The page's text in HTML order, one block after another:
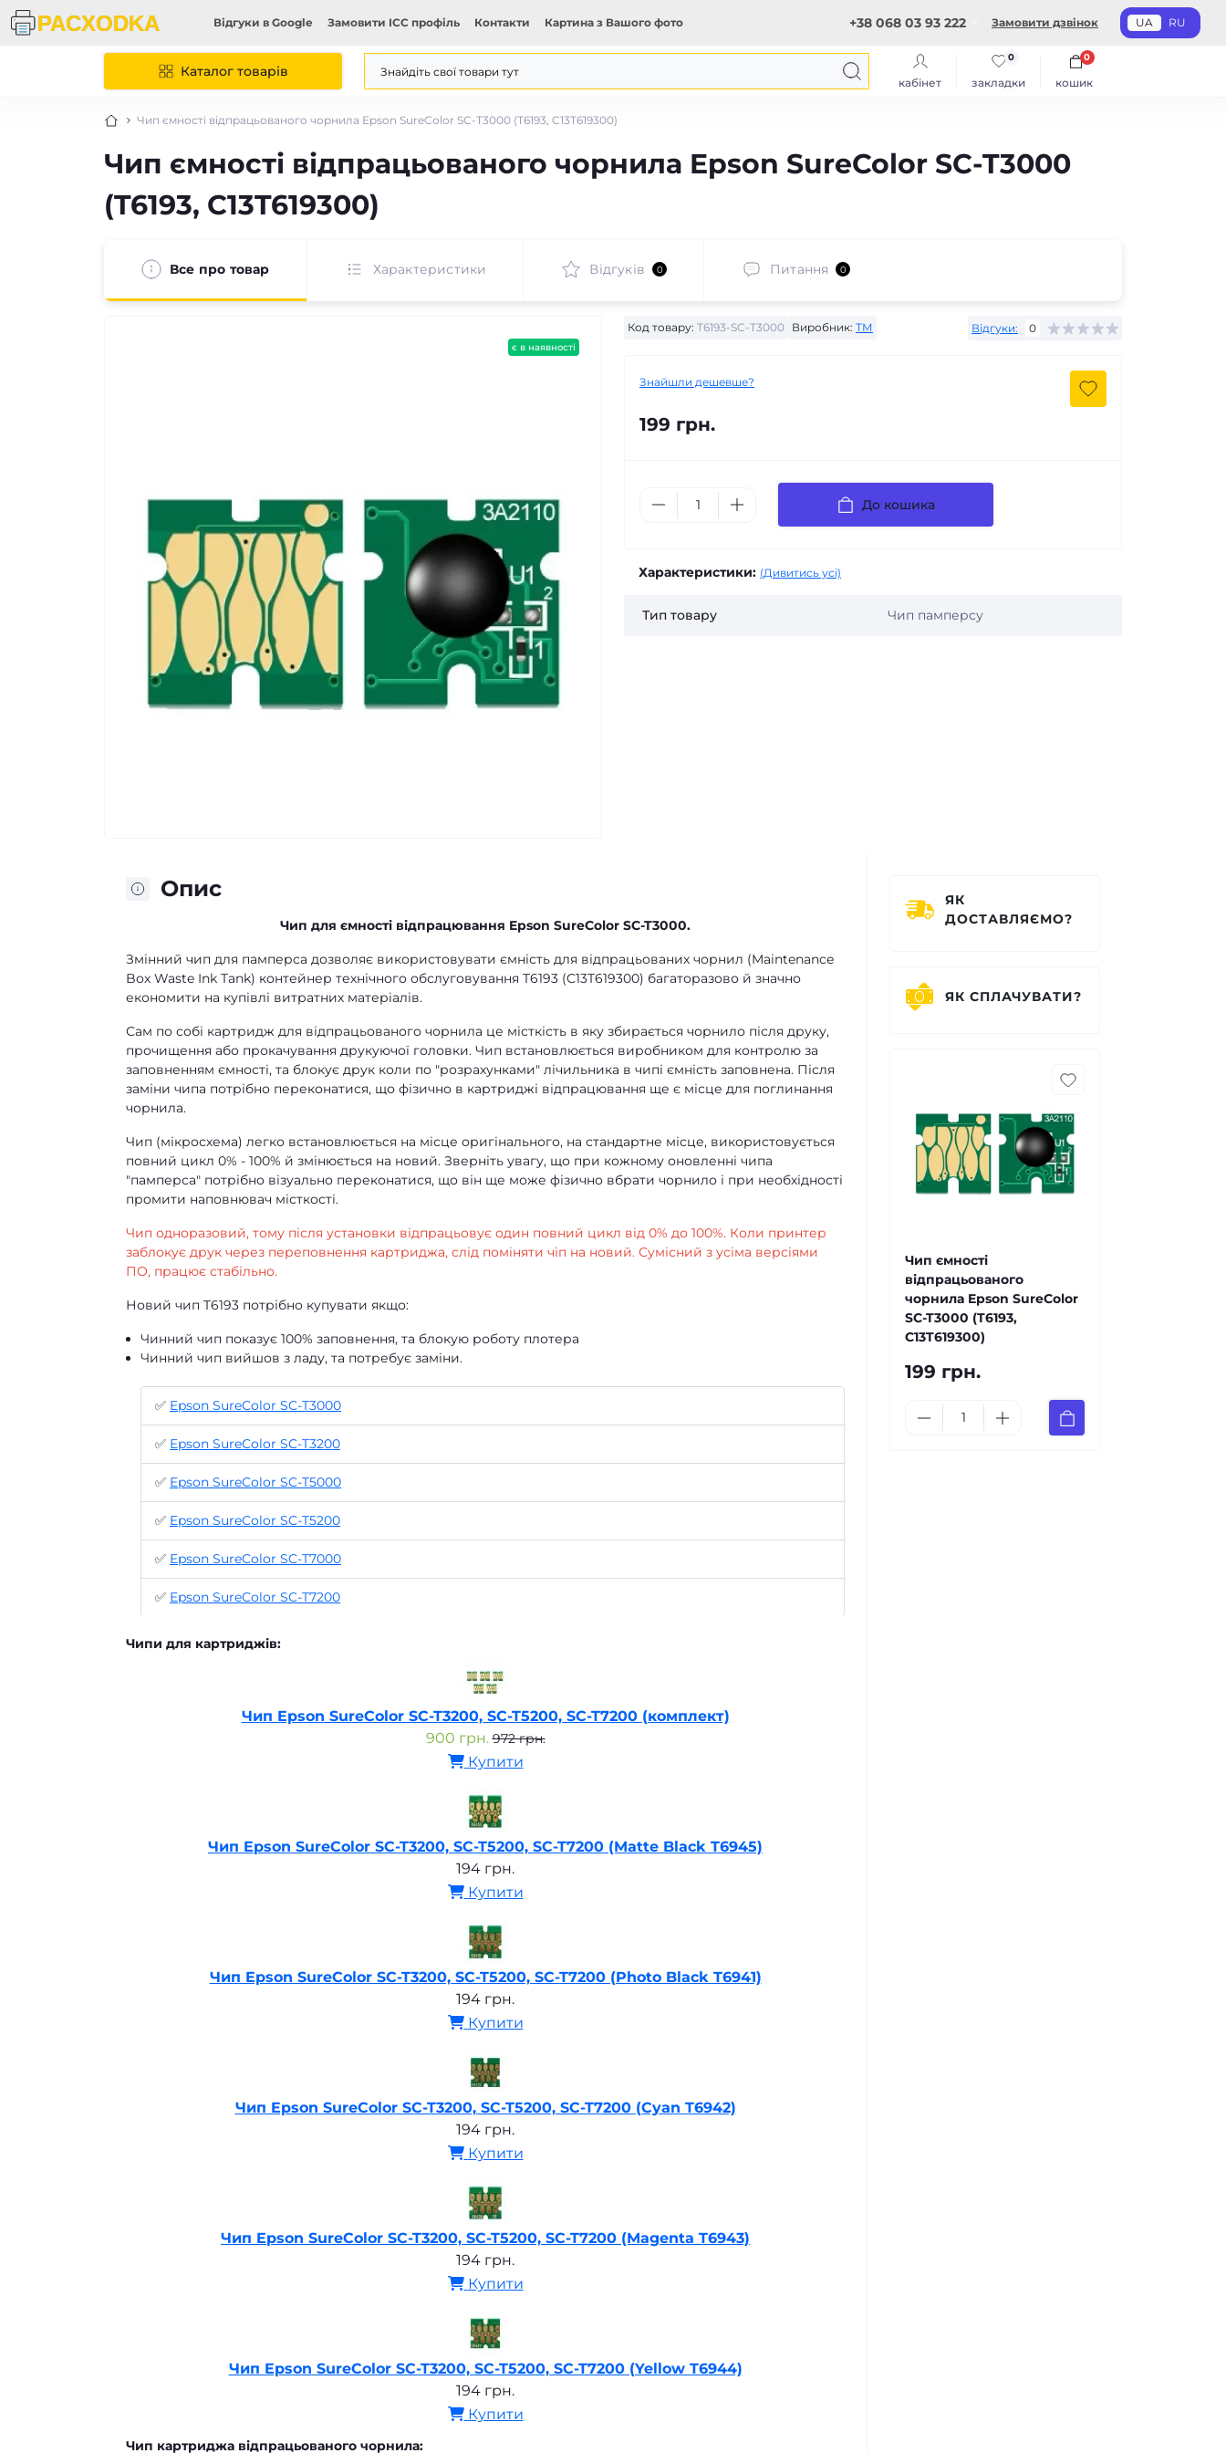
Відгуки в Google Замовити ICC профіль Контакти Картина з Вашого фото +38 068 03 93 222 Замовити дзвінок UA RU
Каталог товарів
кабінет закладки
0
кошик
0
Чип ємності відпрацьованого чорнила Epson SureColor SC-T3000 (T6193, C13T619300)
Чип ємності відпрацьованого чорнила Epson SureColor SC-T3000
(T6193, C13T619300)
Все про товар Характеристики Відгуків 0 Питання 0
є в наявності
Код товару: T6193-SC-T3000 Виробник: ТМ Відгуки: 0
Знайшли дешевше?
199 грн.
До кошика
Характеристики: (Дивитись усі)
Тип товару Чип памперсу
Опис
Чип для ємності відпрацювання Epson SureColor SC-T3000.
Змінний чип для памперса дозволяє використовувати ємність для відпрацьованих чорнил (Maintenance
Box Waste Ink Tank) контейнер технічного обслуговування T6193 (C13T619300) багаторазово й значно
економити на купівлі витратних матеріалів.
Сам по собі картридж для відпрацьованого чорнила це місткість в яку збирається чорнило після друку,
прочищення або прокачування друкуючої головки. Чип встановлюється виробником для контролю за
заповненням ємності, та блокує друк коли по "розрахунками" лічильника в чипі ємність заповнена. Після
заміни чипа потрібно переконатися, що фізично в картриджі відпрацювання ще є місце для поглинання
чорнила.
Чип (мікросхема) легко встановлюється на місце оригінального, на стандартне місце, використовується
повний цикл 0% - 100% й змінюється на новий. Зверніть увагу, що при кожному оновленні чипа
"памперса" потрібно візуально переконатися, що він ще може фізично вбрати чорнило і при необхідності
промити наповнювач місткості.
Чип одноразовий, тому після установки відпрацьовує один повний цикл від 0% до 100%. Коли принтер
заблокує друк через переповнення картриджа, слід поміняти чіп на новий. Сумісний з усіма версіями
ПО, працює стабільно.
Новий чип T6193 потрібно купувати якщо:
Чинний чип показує 100% заповнення, та блокую роботу плотера
Чинний чип вийшов з ладу, та потребує заміни.
✅ Epson SureColor SC-T3000
✅ Epson SureColor SC-T3200
✅ Epson SureColor SC-T5000
✅ Epson SureColor SC-T5200
✅ Epson SureColor SC-T7000
✅ Epson SureColor SC-T7200
Чипи для картриджів:
Чип Epson SureColor SC-T3200, SC-T5200, SC-T7200 (комплект)
900 грн. 972 грн.
Купити
Чип Epson SureColor SC-T3200, SC-T5200, SC-T7200 (Matte Black T6945)
194 грн.
Купити
Чип Epson SureColor SC-T3200, SC-T5200, SC-T7200 (Photo Black T6941)
194 грн.
Купити
Чип Epson SureColor SC-T3200, SC-T5200, SC-T7200 (Cyan T6942)
194 грн.
Купити
Чип Epson SureColor SC-T3200, SC-T5200, SC-T7200 (Magenta T6943)
194 грн.
Купити
Чип Epson SureColor SC-T3200, SC-T5200, SC-T7200 (Yellow T6944)
194 грн.
Купити
Чип картриджа відпрацьованого чорнила:
ЯК
ДОСТАВЛЯЄМО?
ЯК СПЛАЧУВАТИ?
Чип ємності
відпрацьованого
чорнила Epson SureColor
SC-T3000 (T6193,
C13T619300)
199 грн.